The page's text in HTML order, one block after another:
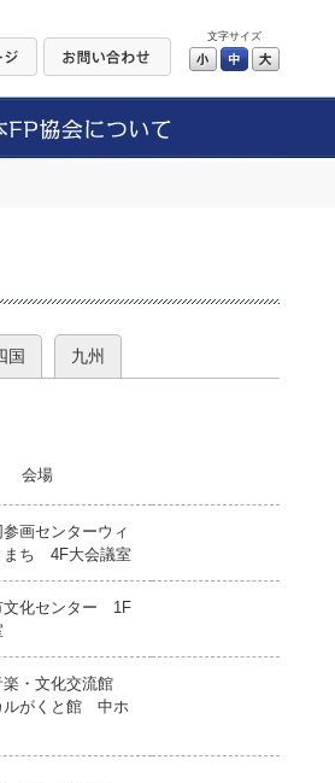
文字サイズ
小 中
国 九州
会場
画センターウィ
まち 4F大会議室
文化センター 1F
楽・文化交流館
ルがくと館 中ホ